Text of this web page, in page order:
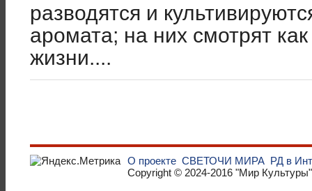
разводятся и
аромата; на них смотрят
жизни....
О проекте СВЕТОЧИ МИРА РД в
Copyright © 2024-2016 "Мир Культуры"